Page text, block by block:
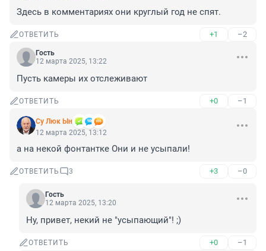
Здесь в комментариях они круглый год не спят.
ОТВЕТИТЬ +1 –2
Гость
12 марта 2025, 13:22
Пусть камеры их отслеживают
ОТВЕТИТЬ +0 –1
Су Люк Ын
12 марта 2025, 13:12
а на некой фонтантке Они и не усыпали!
ОТВЕТИТЬ 3 +3 –0
Гость
12 марта 2025, 13:20
Ну, привет, некий не "усыпающий"! ;)
ОТВЕТИТЬ +0 –1